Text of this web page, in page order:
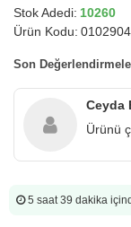
Stok Adedi: 10260
Ürün Kodu:
Son
Ceyda
Ürünü
5 saat 39 dakika